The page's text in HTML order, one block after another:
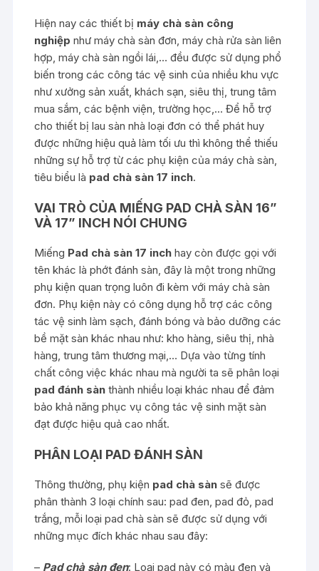
Hiện nay các thiết bị máy chà sàn công
nghiệp như máy chà sàn đơn, máy chà rửa sàn liên
hợp, máy chà sàn ngồi lái,… đều được sử dụng phổ
biến trong các công tác vệ sinh của nhiều khu vực
như xưởng sản xuất, khách sạn, siêu thị, trung tâm
mua sắm, các bệnh viện, trường học,… Để hỗ trợ
cho thiết bị lau sàn nhà loại đơn có thể phát huy
được những hiệu quả làm tối ưu thì không thể thiếu
những sự hỗ trợ từ các phụ kiện của máy chà sàn,
tiêu biểu là pad chà sàn 17 inch.
VAI TRÒ CỦA MIẾNG PAD CHÀ SÀN 16”
VÀ 17” INCH NÓI CHUNG
Miếng Pad chà sàn 17 inch hay còn được gọi với
tên khác là phớt đánh sàn, đây là một trong những
phụ kiện quan trọng luôn đi kèm với máy chà sàn
đơn. Phụ kiện này có công dụng hỗ trợ các công
tác vệ sinh làm sạch, đánh bóng và bảo dưỡng các
bề mặt sàn khác nhau như: kho hàng, siêu thị, nhà
hàng, trung tâm thương mại,… Dựa vào từng tính
chất công việc khác nhau mà người ta sẽ phân loại
pad đánh sàn thành nhiều loại khác nhau để đảm
bảo khả năng phục vụ công tác vệ sinh mặt sàn
đạt được hiệu quả cao nhất.
PHÂN LOẠI PAD ĐÁNH SÀN
Thông thường, phụ kiện pad chà sànsẽ được
phân thành 3 loại chính sau: pad đen, pad đỏ, pad
trắng, mỗi loại pad chà sàn sẽ được sử dụng với
những mục đích khác nhau sau đây:
– Pad chà sàn đen: Loại pad này có màu đen và